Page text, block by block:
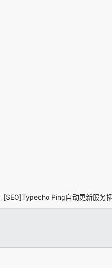
[SEO]Typecho Ping自动更新服务插